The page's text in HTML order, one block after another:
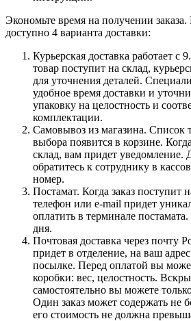
Экономьте время на получении
доступно 4 варианта доставки:
Курьерская доставка работает с
товар поступит на склад,
для уточнения деталей.
удобное время доставки и
упаковку на целостность и
комплектации.
Самовывоз из магазина. Список
выбора появится в корзине.
склад, вам придет уведомление.
обратитесь к сотруднику в
номер.
Постамат. Когда заказ поступит
телефон или e-mail придет
оплатить в терминале
дня.
Почтовая доставка через почту
придет в отделение, на ваш
посылке. Перед оплатой вы
коробки: вес, целостность.
самостоятельно вы можете
Один заказ может содержать не
его стоимость не должна